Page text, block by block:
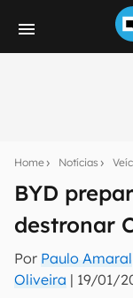
Home Notícias
BYD
destronar
Por Paulo Amaral
Oliveira | 19/01/
notícias e
mão.
E-mail